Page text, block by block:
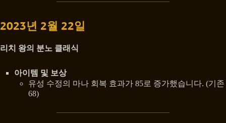
2023년 2월 22일
리치 왕의 분노 클래식
아이템 및 보상
유성 수정의 마나 회복 효과가 85로 증가했습니다. (기존
68)